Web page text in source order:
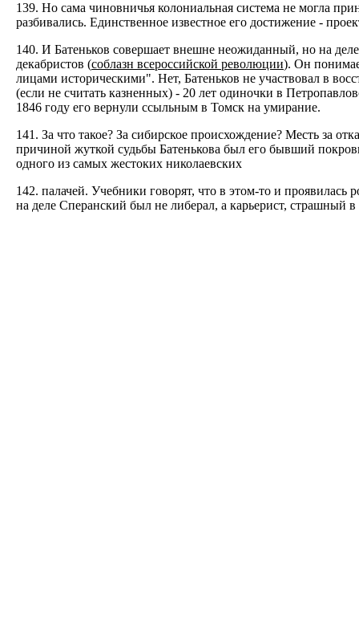
139. Но сама чиновничья колониальная система не могла
разбивались. Единственное известное его достижение -
140. И Батеньков совершает внешне неожиданный, но на
декабристов (соблазн всероссийской революции). Он
лицами историческими". Нет, Батеньков не участвовал в
(если не считать казненных) - 20 лет одиночки в
1846 году его вернули ссыльным в Томск на умирание.
141. За что такое? За сибирское происхождение? Месть за
причиной жуткой судьбы Батенькова был его бывший
одного из самых жестоких николаевских
142. палачей. Учебники говорят, что в этом-то и проявилась
на деле Сперанский был не либерал, а карьерист, страшный